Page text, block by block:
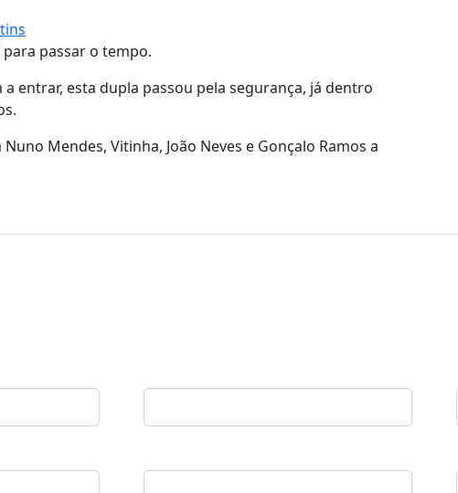
passar o tempo.
entrar, esta dupla passou pela segurança, já dentro
Mendes, Vitinha, João Neves e Gonçalo Ramos a